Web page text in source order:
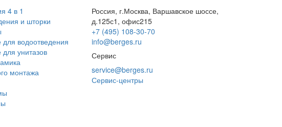
4 в 1
и шторки
водоотведения
унитазов
монтажа
Россия, г.Москва, Варшавское шоссе,
д.125с1, офис215
+7 (495) 108-30-70
info@berges.ru
Сервис
service@berges.ru
Сервис-центры